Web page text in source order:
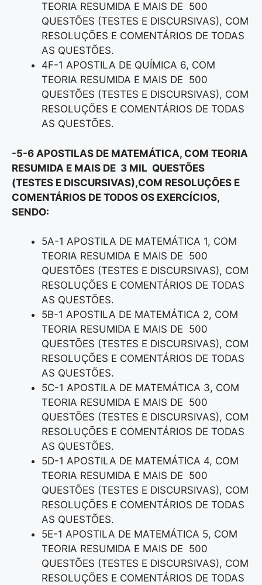
TEORIA RESUMIDA E MAIS DE 500
QUESTÕES (TESTES E DISCURSIVAS), COM
RESOLUÇÕES E COMENTÁRIOS DE TODAS
AS QUESTÕES.
4F-1 APOSTILA DE QUÍMICA 6, COM
TEORIA RESUMIDA E MAIS DE 500
QUESTÕES (TESTES E DISCURSIVAS), COM
RESOLUÇÕES E COMENTÁRIOS DE TODAS
AS QUESTÕES.
-5-6 APOSTILAS DE MATEMÁTICA, COM TEORIA
RESUMIDA E MAIS DE 3 MIL QUESTÕES
(TESTES E DISCURSIVAS),COM RESOLUÇÕES E
COMENTÁRIOS DE TODOS OS EXERCÍCIOS,
SENDO:
5A-1 APOSTILA DE MATEMÁTICA 1, COM
TEORIA RESUMIDA E MAIS DE 500
QUESTÕES (TESTES E DISCURSIVAS), COM
RESOLUÇÕES E COMENTÁRIOS DE TODAS
AS QUESTÕES.
5B-1 APOSTILA DE MATEMÁTICA 2, COM
TEORIA RESUMIDA E MAIS DE 500
QUESTÕES (TESTES E DISCURSIVAS), COM
RESOLUÇÕES E COMENTÁRIOS DE TODAS
AS QUESTÕES.
5C-1 APOSTILA DE MATEMÁTICA 3, COM
TEORIA RESUMIDA E MAIS DE 500
QUESTÕES (TESTES E DISCURSIVAS), COM
RESOLUÇÕES E COMENTÁRIOS DE TODAS
AS QUESTÕES.
5D-1 APOSTILA DE MATEMÁTICA 4, COM
TEORIA RESUMIDA E MAIS DE 500
QUESTÕES (TESTES E DISCURSIVAS), COM
RESOLUÇÕES E COMENTÁRIOS DE TODAS
AS QUESTÕES.
5E-1 APOSTILA DE MATEMÁTICA 5, COM
TEORIA RESUMIDA E MAIS DE 500
QUESTÕES (TESTES E DISCURSIVAS), COM
RESOLUÇÕES E COMENTÁRIOS DE TODAS